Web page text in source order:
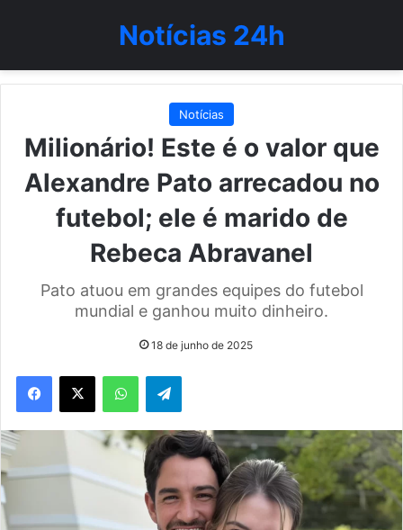
Notícias 24h
Notícias
Milionário! Este é o valor que
Alexandre Pato arrecadou no
futebol; ele é marido de
Rebeca Abravanel
Pato atuou em grandes equipes do futebol
mundial e ganhou muito dinheiro.
18 de junho de 2025
WhatsAppTelegram